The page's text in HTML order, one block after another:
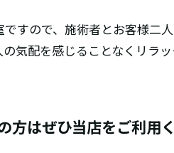
すので、施術者とお客様二人
気配を感じることなくリラッ
方はぜひ当店をご利用